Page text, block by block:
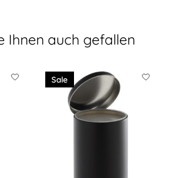
Ihnen auch gefallen
Sale